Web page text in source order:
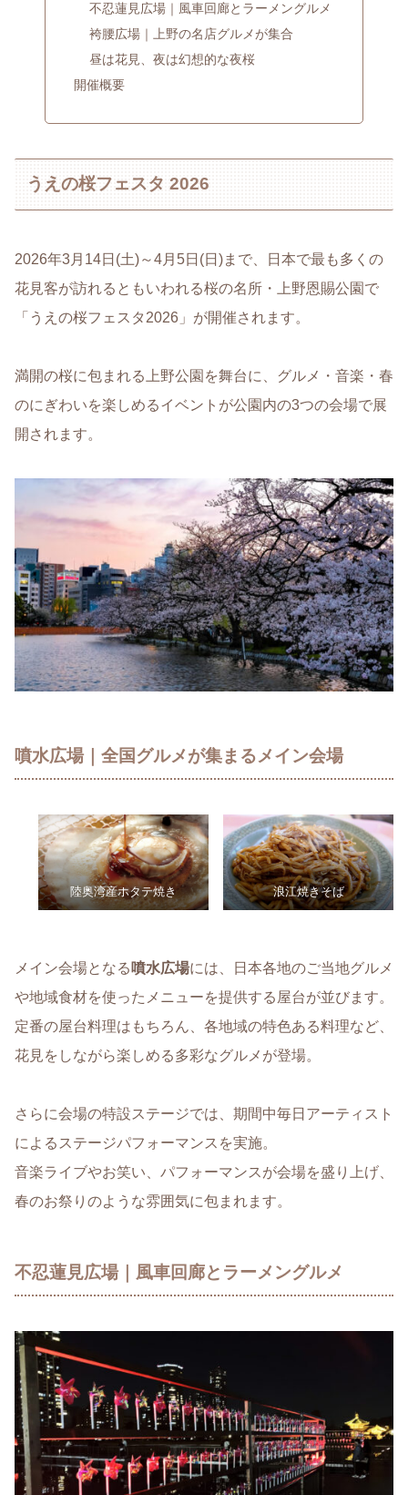
不忍蓮見広場｜風車回廊とラーメングルメ
袴腰広場｜上野の名店グルメが集合
昼は花見、夜は幻想的な夜桜
開催概要
うえの桜フェスタ 2026
2026年3月14日(土)～4月5日(日)まで、日本で最も多くの
花見客が訪れるともいわれる桜の名所・上野恩賜公園で
「うえの桜フェスタ2026」が開催されます。
満開の桜に包まれる上野公園を舞台に、グルメ・音楽・春
のにぎわいを楽しめるイベントが公園内の3つの会場で展
開されます。
噴水広場｜全国グルメが集まるメイン会場
陸奥湾産ホタテ焼き 浪江焼きそば
メイン会場となる 噴水広場には、日本各地のご当地グルメ
や地域食材を使ったメニューを提供する屋台が並びます。
定番の屋台料理はもちろん、各地域の特色ある料理など、
花見をしながら楽しめる多彩なグルメが登場。
さらに会場の特設ステージでは、期間中毎日アーティスト
によるステージパフォーマンスを実施。
音楽ライブやお笑い、パフォーマンスが会場を盛り上げ、
春のお祭りのような雰囲気に包まれます。
不忍蓮見広場｜風車回廊とラーメングルメ